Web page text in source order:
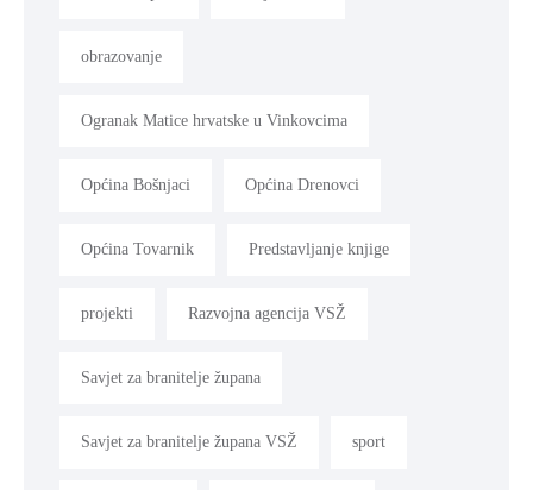
obrazovanje
Ogranak Matice hrvatske u Vinkovcima
Općina Bošnjaci Općina Drenovci
Općina Tovarnik Predstavljanje knjige
projekti Razvojna agencija VSŽ
Savjet za branitelje župana
Savjet za branitelje župana VSŽ sport